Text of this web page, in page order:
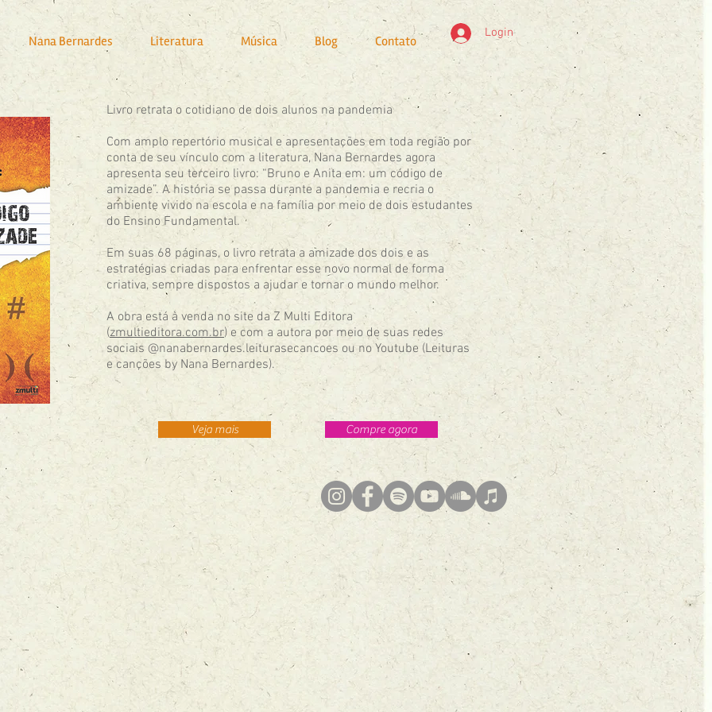
Nana Bernardes Literatura Música Blog Contato
Login
Livro retrata o cotidiano de dois alunos na pandemia
Com amplo repertório musical e apresentações em toda região por
conta de seu vínculo com a literatura, Nana Bernardes agora
apresenta seu terceiro livro: “Bruno e Anita em: um código de
amizade”. A história se passa durante a pandemia e recria o
ambiente vivido na escola e na família por meio de dois estudantes
do Ensino Fundamental.
Em suas 68 páginas, o livro retrata a amizade dos dois e as
estratégias criadas para enfrentar esse novo normal de forma
criativa, sempre dispostos a ajudar e tornar o mundo melhor.
A obra está à venda no site da Z Multi Editora
(zmultieditora.com.br) e com a autora por meio de suas redes
sociais @nanabernardes.leiturasecancoes ou no Youtube (Leituras
e canções by Nana Bernardes).
Veja mais Compre agora